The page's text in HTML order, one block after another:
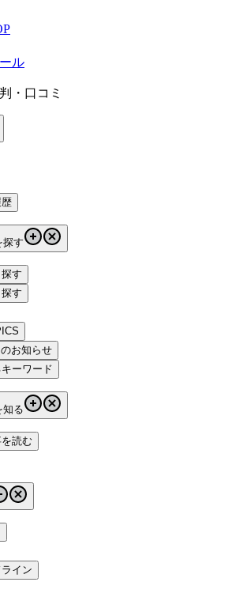
ル
・口コミ
探す
す
す
お知らせ
ーワード
知る
読む
イン